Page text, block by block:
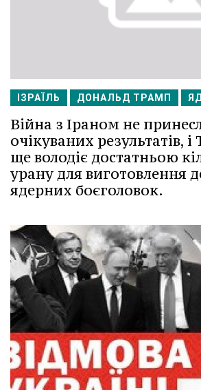
ІЗРАЇЛЬ ДОНАЛЬД ТРАМП
Війна з Іраном не
очікуваних результатів, і
ще володіє достатньою
урану для виготовлення
ядерних боєголовок.